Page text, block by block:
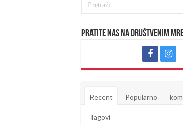
Pratite nas na društvenim
Recent Popularno
Tagovi